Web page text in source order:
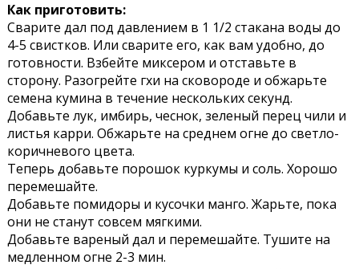
Как приготовить:
Сварите дал под давлением в 1 1/2 стакана воды до
4-5 свистков. Или сварите его, как вам удобно, до
готовности. Взбейте миксером и отставьте в
сторону. Разогрейте гхи на сковороде и обжарьте
семена кумина в течение нескольких секунд.
Добавьте лук, имбирь, чеснок, зеленый перец чили и
листья карри. Обжарьте на среднем огне до светло-
коричневого цвета.
Теперь добавьте порошок куркумы и соль. Хорошо
перемешайте.
Добавьте помидоры и кусочки манго. Жарьте, пока
они не станут совсем мягкими.
Добавьте вареный дал и перемешайте. Тушите на
медленном огне 2-3 мин.